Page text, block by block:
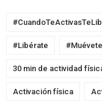
#Libérate
30 min de actividad
Activación física